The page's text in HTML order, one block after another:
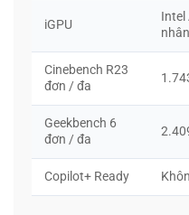
iGPU
Intel
Cinebench R23
đơn / đa
Geekbench 6
đơn / đa
Copilot+ Ready